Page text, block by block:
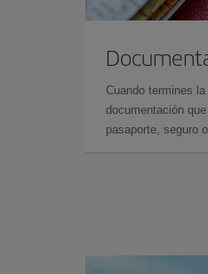
Cuando termines
documentación
pasaporte, seguro